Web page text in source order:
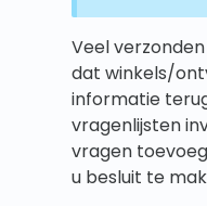
Veel
dat winkels/
informatie
vragenlijsten
vragen
u besluit te